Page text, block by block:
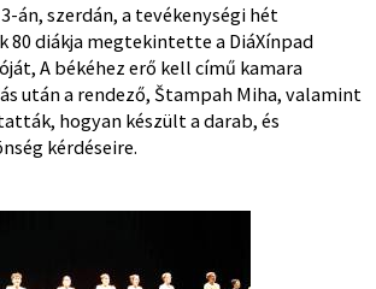
án, szerdán, a tevékenységi hét
80 diákja megtekintette a DiáXínpad
A békéhez erő kell című kamara
után a rendező, Štampah Miha, valamint
hogyan készült a darab, és
kérdéseire.